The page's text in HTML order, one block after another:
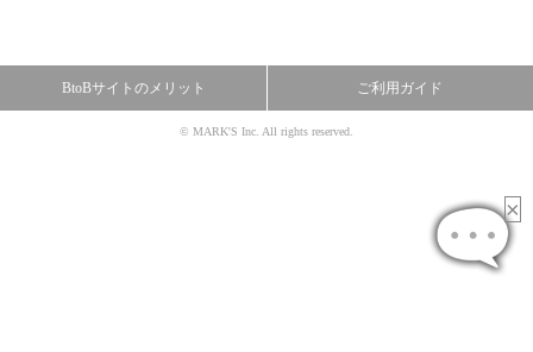
BtoBサイトのメリット ご利用ガイド
© MARK'S Inc. All rights reserved.